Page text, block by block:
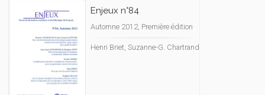
Enjeux n°84
Automne 2012, Première édition
Henri Briet, Suzanne-G. Chartrand